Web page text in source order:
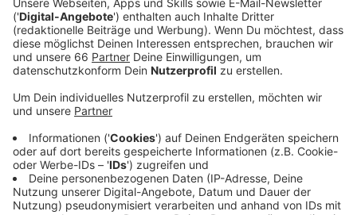
ist Ländersache und das Land NRW hat so
entschieden. Trotzdem gibt es Verunsicherungen
unter Eltern und Schülerinnen und Schülern.
Denn einzelne Schulen stellen trotzdem eine
Empfehlung zum Tragen einer Maske im Unterricht